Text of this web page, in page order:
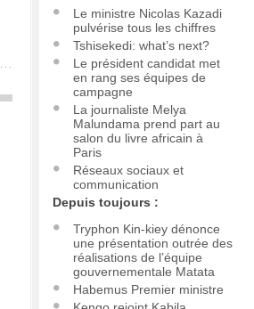
Le ministre Nicolas Kazadi
pulvérise tous les chiffres
Tshisekedi: what’s next?
Le président candidat met
en rang ses équipes de
campagne
La journaliste Melya
Malundama prend part au
salon du livre africain à
Paris
Réseaux sociaux et
communication
Depuis toujours :
Tryphon Kin-kiey dénonce
une présentation outrée des
réalisations de l’équipe
gouvernementale Matata
Habemus Premier ministre